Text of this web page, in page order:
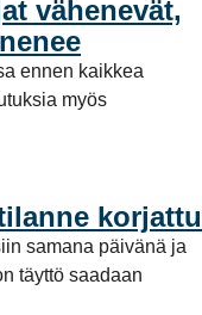
vähenevät,
ennen kaikkea
myös
korjattu
samana päivänä ja
täyttö saadaan